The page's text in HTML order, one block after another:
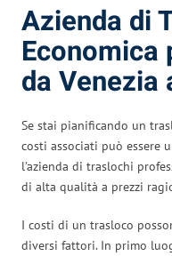
Azienda di
Economica
da Venezia
Se stai pianificando un
costi associati può essere
l’azienda di traslochi
di alta qualità a prezzi
I costi di un trasloco
diversi fattori. In primo